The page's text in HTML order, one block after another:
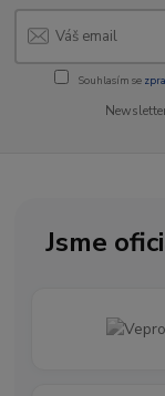
Souhlasím se
Jsme